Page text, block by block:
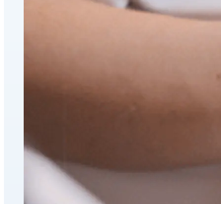
Fat Loss & Body Contouring
CoolSculpting® Body Contouring Fat Loss
Double Chin Fat-Dissolving Deoxycholic Acid
Injections in Montreal
Emsculpt NEO® Body Sculpting Fat Removal
Slimwave Montreal Weight-loss and Body Sculpting
Venus Bliss MAX™ Contouring in Montreal | Ideal